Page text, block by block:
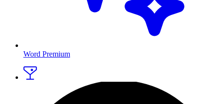
Word Premium